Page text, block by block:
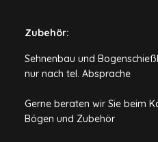
Zubehör:
Sehnenbau und
nur nach tel. Absprache
Gerne beraten wir Sie beim
Bögen und Zubehör